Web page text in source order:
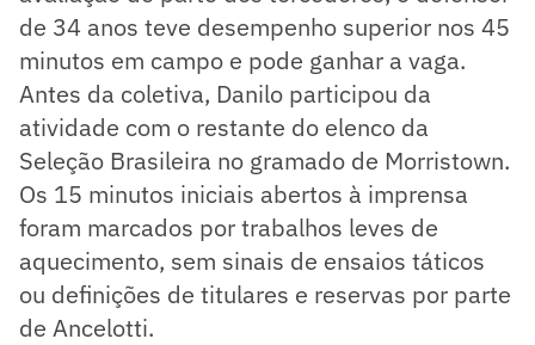
de 34 anos teve desempenho superior nos 45
minutos em campo e pode ganhar a vaga.
Antes da coletiva, Danilo participou da
atividade com o restante do elenco da
Seleção Brasileira no gramado de Morristown.
Os 15 minutos iniciais abertos à imprensa
foram marcados por trabalhos leves de
aquecimento, sem sinais de ensaios táticos
ou definições de titulares e reservas por parte
de Ancelotti.